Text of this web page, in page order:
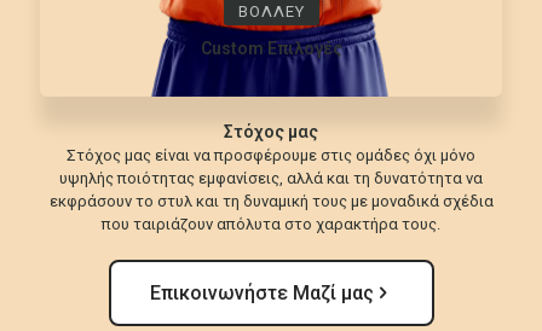
ΒΟΛΛΕΥ
Custom Επιλογές
Στόχος μας
Στόχος μας είναι να προσφέρουμε στις ομάδες όχι μόνο
υψηλής ποιότητας εμφανίσεις, αλλά και τη δυνατότητα να
εκφράσουν το στυλ και τη δυναμική τους με μοναδικά σχέδια
που ταιριάζουν απόλυτα στο χαρακτήρα τους.
Επικοινωνήστε Μαζί μας